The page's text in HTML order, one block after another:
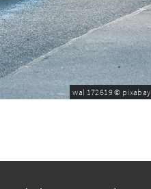
wal 172619 © pixabay